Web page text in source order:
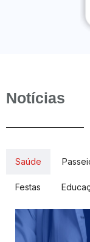
Notícias
Saúde
Festas